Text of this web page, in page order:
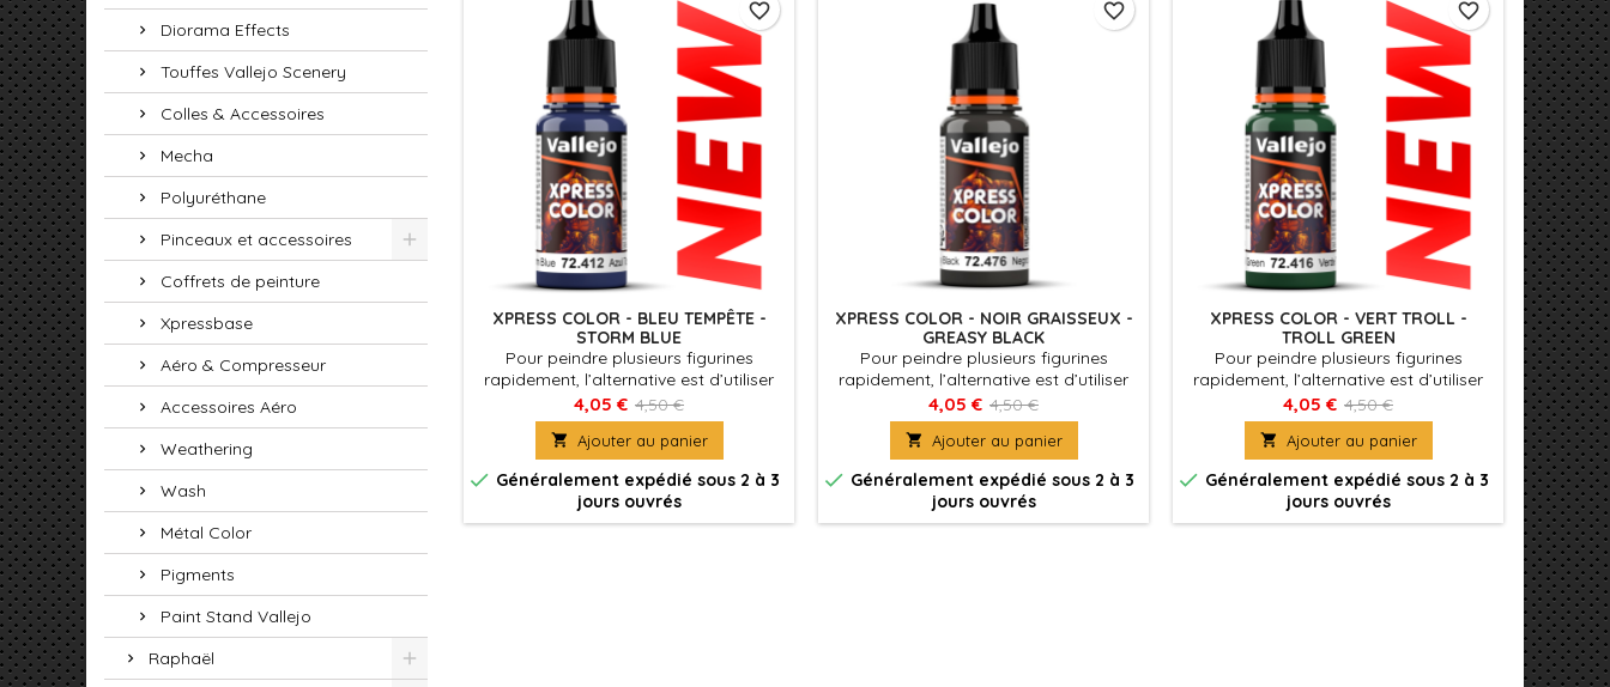
Diorama Effects
Touffes Vallejo Scenery
Colles & Accessoires
Mecha
Polyuréthane
Pinceaux et accessoires
Coffrets de peinture
Xpressbase
Aéro & Compresseur
Accessoires Aéro
Weathering
Wash
Métal Color
Pigments
Paint Stand Vallejo
Raphaël
XPRESS COLOR - BLEU TEMPÊTE -
STORM BLUE
Pour peindre plusieurs figurines
rapidement, l’alternative est d’utiliser
Xpress Color, des couleurs mates avec
une formulation spécifique qui
permettent de peindre des figurines
facilement et rapidement
4,05 € 4,50 €
 Ajouter au panier
 Généralement expédié sous 2 à 3
jours ouvrés
favorite_border
XPRESS COLOR - NOIR GRAISSEUX -
GREASY BLACK
Pour peindre plusieurs figurines
rapidement, l’alternative est d’utiliser
Xpress Color, des couleurs mates avec
une formulation spécifique qui
permettent de peindre des figurines
facilement et rapidement
4,05 € 4,50 €
 Ajouter au panier
 Généralement expédié sous 2 à 3
jours ouvrés
favorite_border
XPRESS COLOR - VERT TROLL -
TROLL GREEN
Pour peindre plusieurs figurines
rapidement, l’alternative est d’utiliser
Xpress Color, des couleurs mates avec
une formulation spécifique qui
permettent de peindre des figurines
facilement et rapidement
4,05 € 4,50 €
 Ajouter au panier
 Généralement expédié sous 2 à 3
jours ouvrés
favorite_border
Pour
Xpress
une
